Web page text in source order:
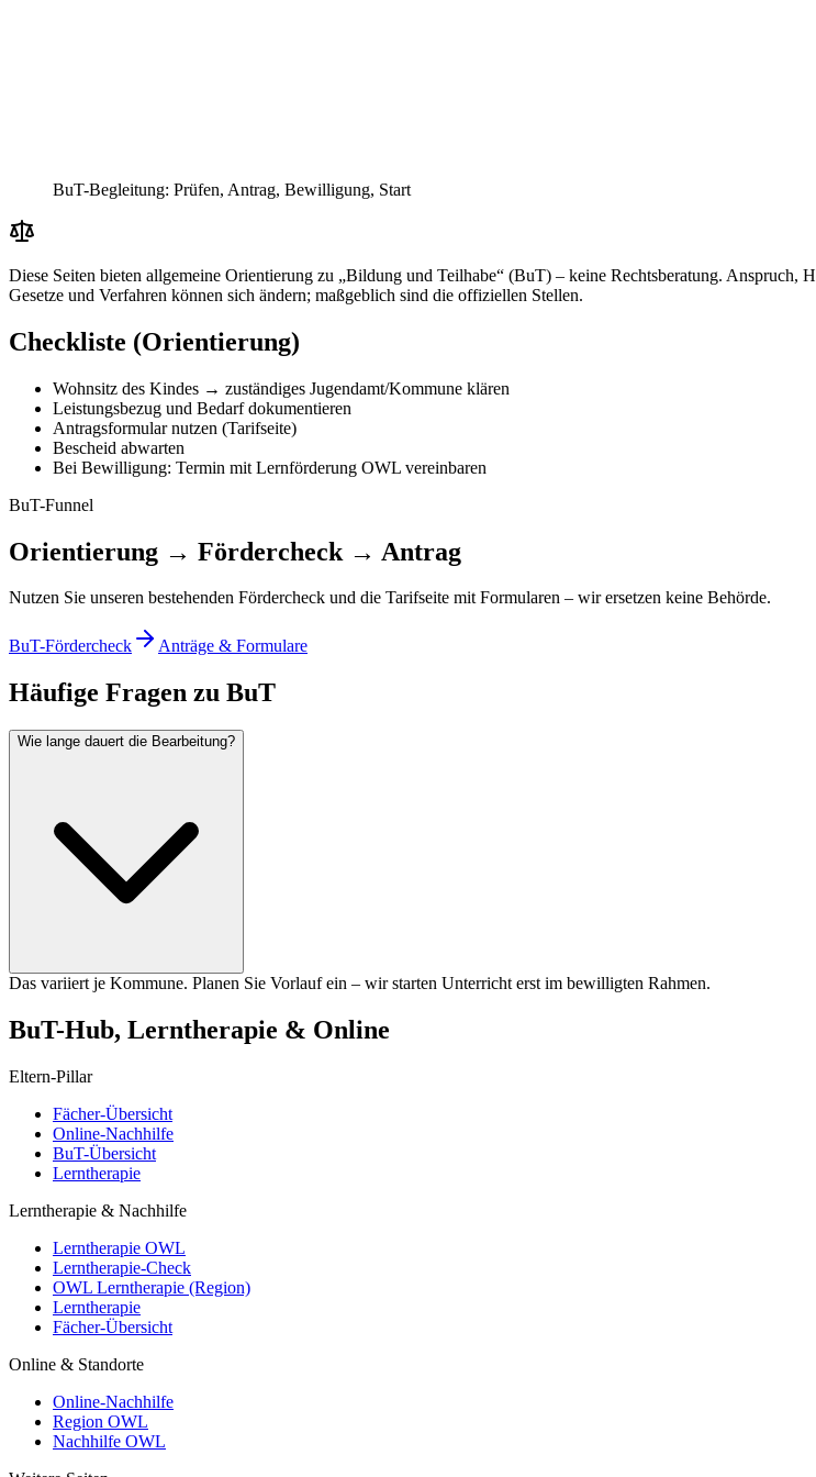
BuT-Begleitung: Prüfen, Antrag, Bewilligung, Start
Diese Seiten bieten allgemeine Orientierung zu „Bildung und Teilhabe“ (BuT) – keine Rechtsberatung.
Gesetze und Verfahren können sich ändern; maßgeblich sind die offiziellen Stellen.
Checkliste (Orientierung)
Wohnsitz des Kindes → zuständiges Jugendamt/Kommune klären
Leistungsbezug und Bedarf dokumentieren
Antragsformular nutzen (Tarifseite)
Bescheid abwarten
Bei Bewilligung: Termin mit Lernförderung OWL vereinbaren
BuT-Funnel
Orientierung → Fördercheck → Antrag
Nutzen Sie unseren bestehenden Fördercheck und die Tarifseite mit Formularen – wir ersetzen keine Behörde.
BuT-Fördercheck Anträge & Formulare
Häufige Fragen zu BuT
Wie lange dauert die Bearbeitung?
Das variiert je Kommune. Planen Sie Vorlauf ein – wir starten Unterricht erst im bewilligten Rahmen.
BuT-Hub, Lerntherapie & Online
Eltern-Pillar
Fächer-Übersicht
Online-Nachhilfe
BuT-Übersicht
Lerntherapie
Lerntherapie & Nachhilfe
Lerntherapie OWL
Lerntherapie-Check
OWL Lerntherapie (Region)
Lerntherapie
Fächer-Übersicht
Online & Standorte
Online-Nachhilfe
Region OWL
Nachhilfe OWL